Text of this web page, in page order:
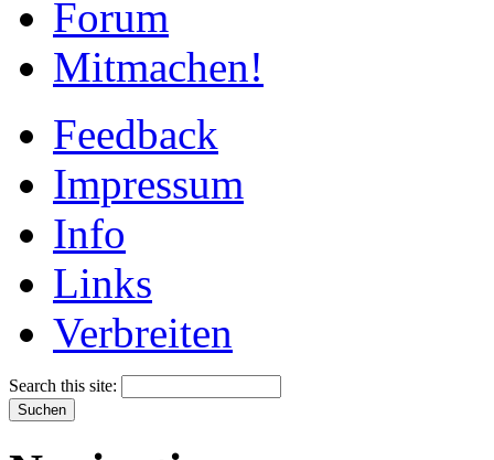
Forum
Mitmachen!
Feedback
Impressum
Info
Links
Verbreiten
Search this site: